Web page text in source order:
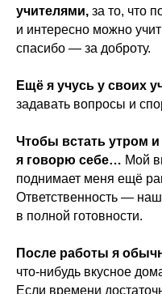
учителями, за то, что
и интересно можно
спасибо — за доброту.
Ещё я учусь у своих
задавать вопросы и
Чтобы встать утром
я говорю себе… Мой
поднимает меня ещё
Ответственность —
в полной готовности.
После работы я
что-нибудь вкусное
Если времени